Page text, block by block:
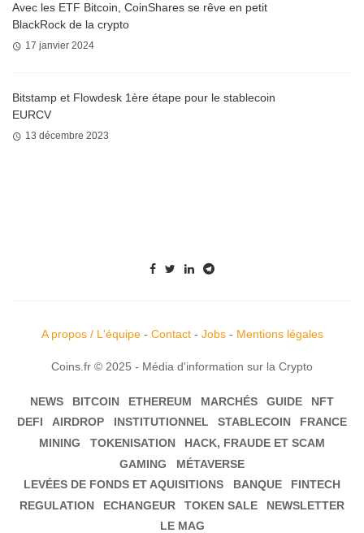
Avec les ETF Bitcoin, CoinShares se rêve en petit
BlackRock de la crypto
17 janvier 2024
Bitstamp et Flowdesk 1ère étape pour le stablecoin
EURCV
13 décembre 2023
A propos / L'équipe- Contact- Jobs- Mentions légales
Coins.fr © 2025 - Média d'information sur la Crypto
NEWS BITCOIN ETHEREUM MARCHÉS GUIDE
NFT
DEFI
AIRDROP INSTITUTIONNEL STABLECOIN
FRANCE
MINING
TOKENISATION
HACK, FRAUDE ET SCAM
GAMING
MÉTAVERSE
LEVÉES DE FONDS ET AQUISITIONS
BANQUE
FINTECH
REGULATION
ECHANGEUR TOKEN SALE
NEWSLETTER
LE MAG